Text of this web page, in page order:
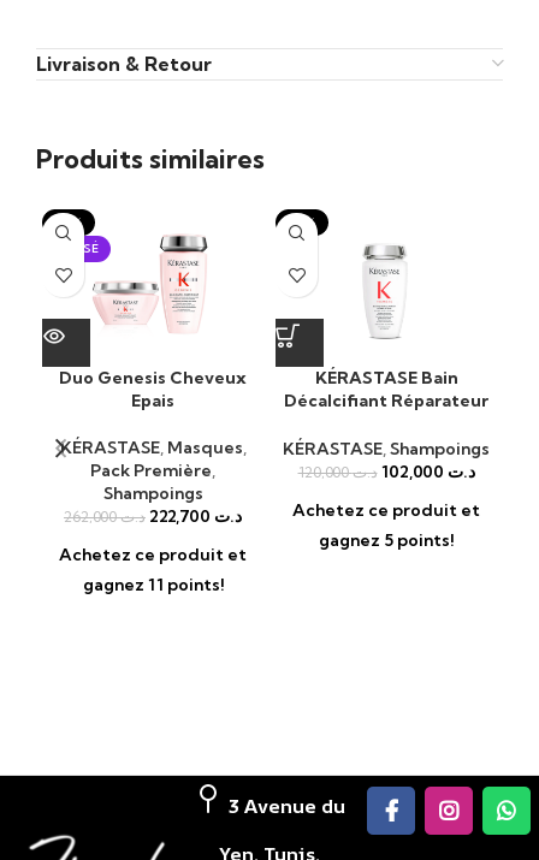
Livraison & Retour
Produits similaires
-15%
ÉPUISÉ
Duo Genesis Cheveux
Epais
KÉRASTASE, Masques,
Pack Première,
Shampoings
د.ت262,000 د.ت
Achetez ce produit et
gagnez 11 points!
-15%
KÉRASTASE Bain
Décalcifiant Réparateur
KÉRASTASE,Shampoings
د.ت120,000 د.ت
Achetez ce produit et
gagnez 5 points!
3 Avenue du
Yen, Tunis,